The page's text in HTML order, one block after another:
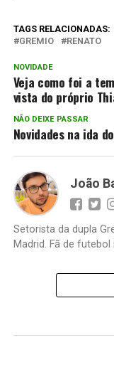
TAGS RELACIONADAS:
GREMIO
RENATO
NOVIDADE
Veja como foi a
vista do próprio
NÃO DEIXE PASSAR
Novidades na ida
João
Setorista da dupla
Madrid. Fã de futebol